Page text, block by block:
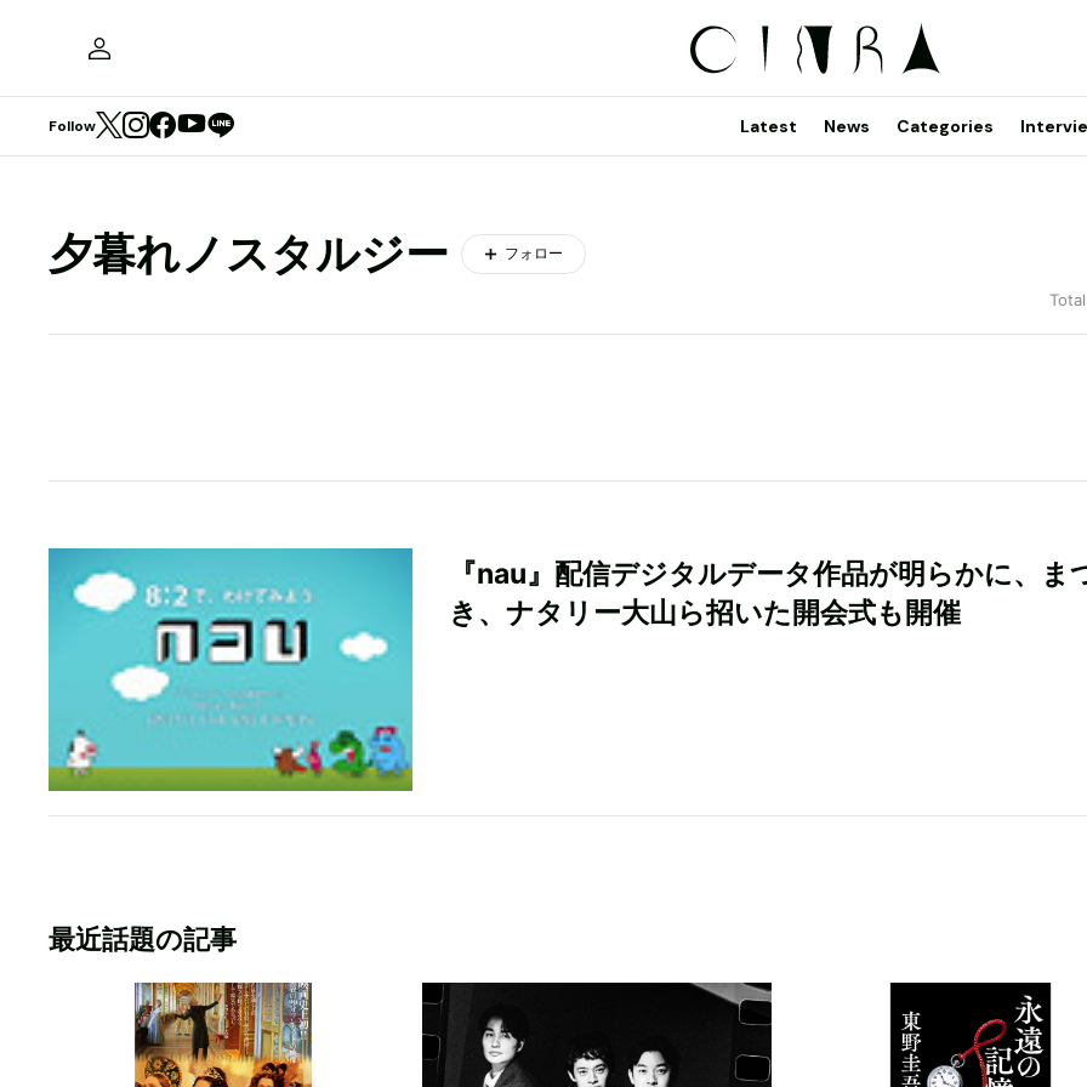
Follow Latest News Categories
夕暮れノスタルジー フォロー
『nau』配信デジタルデータ作品が明らかに、ま
き、ナタリー大山ら招いた開会式も開催
最近話題の記事